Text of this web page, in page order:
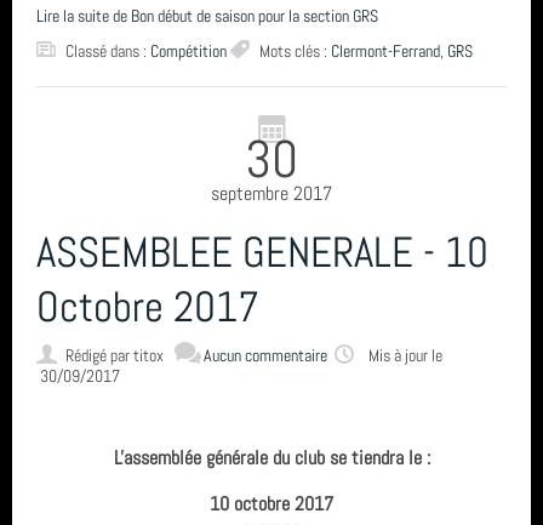
ACCES BUREAU
Compétition (7)
GRS (1)
Derniers articles
FETE DE LA GYM 2026
FINALE NATIONALE UFOLEP 2026
Gymnastique Rythmique - Nos équipes en compétition
vidéo
GRS
Derniers commentaires
Archives
Lire la suite de Bon début de saison pour la section GRS
Classé dans : Compétition Mots clés : Clermont-Ferrand, GRS
30
septembre 2017
ASSEMBLEE GENERALE - 10
Octobre 2017
Rédigé partitox Aucun commentaire
Mis à jour le
30/09/2017
L'assemblée générale du club se tiendra le :
10 octobre 2017